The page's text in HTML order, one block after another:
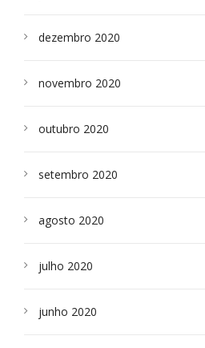
dezembro 2020
novembro 2020
outubro 2020
setembro 2020
agosto 2020
julho 2020
junho 2020